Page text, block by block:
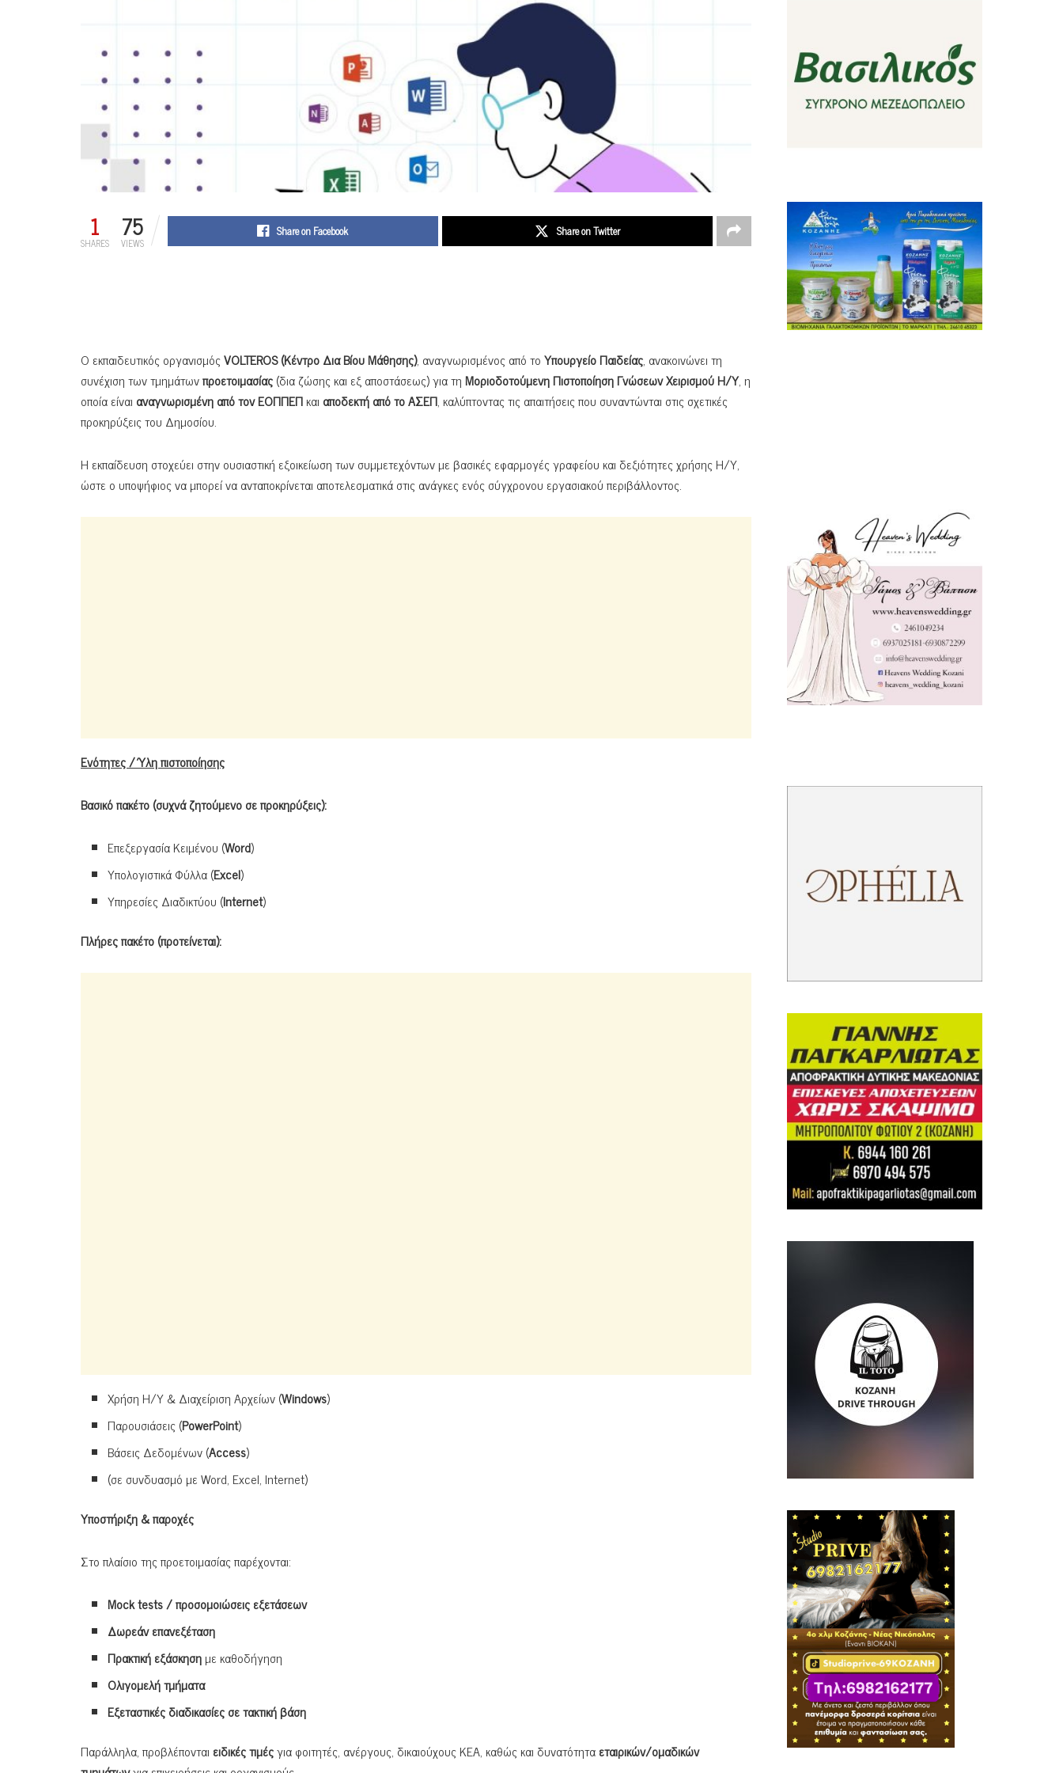
1
SHARES 75
VIEWS
Share on Facebook Share on Twitter
Ο εκπαιδευτικός οργανισμόςVOLTEROS (Κέντρο Δια Βίου Μάθησης), αναγνωρισμένος από τοΥπουργείο Παιδείας, ανακοινώνει τη
συνέχιση των τμημάτωνπροετοιμασίας(δια ζώσης και εξ αποστάσεως) για τη Μοριοδοτούμενη Πιστοποίηση Γνώσεων Χειρισμού Η/Υ, η
οποία είναι αναγνωρισμένη από τον ΕΟΠΠΕΠκαι αποδεκτή από το ΑΣΕΠ, καλύπτοντας τις απαιτήσεις που συναντώνται στις σχετικές
προκηρύξεις του Δημοσίου.
Η εκπαίδευση στοχεύει στην ουσιαστική εξοικείωση των συμμετεχόντων με βασικές εφαρμογές γραφείου και δεξιότητες χρήσης Η/Υ,
ώστε ο υποψήφιος να μπορεί να ανταποκρίνεται αποτελεσματικά στις ανάγκες ενός σύγχρονου εργασιακού περιβάλλοντος.
Ενότητες / Ύλη πιστοποίησης
Βασικό πακέτο (συχνά ζητούμενο σε προκηρύξεις):
Επεξεργασία Κειμένου (Word)
Υπολογιστικά Φύλλα (Excel)
Υπηρεσίες Διαδικτύου (Internet)
Πλήρες πακέτο (προτείνεται):
Χρήση Η/Υ & Διαχείριση Αρχείων (Windows)
Παρουσιάσεις (PowerPoint)
Βάσεις Δεδομένων (Access)
(σε συνδυασμό με Word, Excel, Internet)
Υποστήριξη & παροχές
Στο πλαίσιο της προετοιμασίας παρέχονται:
Mock tests / προσομοιώσεις εξετάσεων
Δωρεάν επανεξέταση
Πρακτική εξάσκησημε καθοδήγηση
Ολιγομελή τμήματα
Εξεταστικές διαδικασίες σε τακτική βάση
Παράλληλα, προβλέπονται ειδικές τιμέςγια φοιτητές, ανέργους, δικαιούχους ΚΕΑ, καθώς και δυνατότηταεταιρικών/ομαδικών